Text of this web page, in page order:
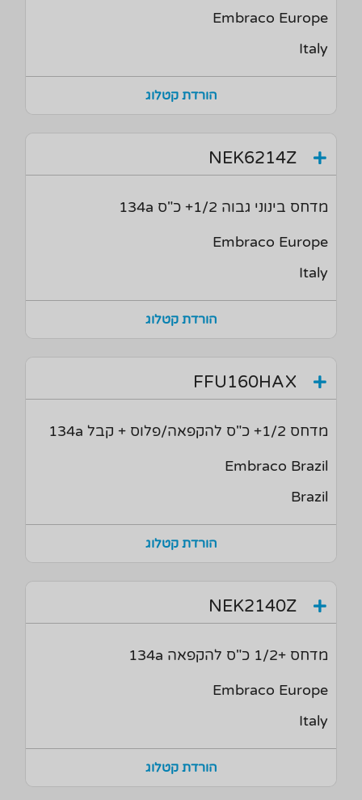
Embraco Europe
Italy
הורדת קטלוג
NEK6214Z
מדחס בינוני גבוה 1/2+ כ"ס 134a
Embraco Europe
Italy
הורדת קטלוג
FFU160HAX
מדחס 1/2+ כ"ס להקפאה/פלוס + קבל 134a
Embraco Brazil
Brazil
הורדת קטלוג
NEK2140Z
מדחס +1/2 כ"ס להקפאה 134a
Embraco Europe
Italy
הורדת קטלוג